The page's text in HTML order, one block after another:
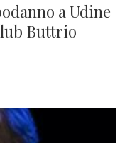
a Udine
Buttrio